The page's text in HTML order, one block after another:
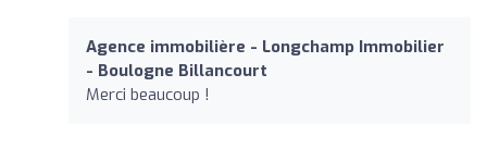
Agence immobilière - Longchamp Immobilier
- Boulogne Billancourt
Merci beaucoup !